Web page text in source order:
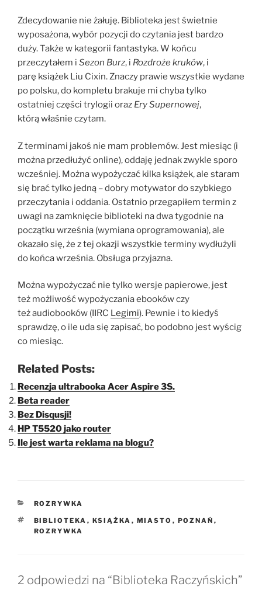
Zdecydowanie nie żałuję. Biblioteka jest świetnie
wyposażona, wybór pozycji do czytania jest bardzo
duży. Także w kategorii fantastyka. W końcu
przeczytałem i Sezon Burz, i Rozdroże kruków, i
parę książek Liu Cixin. Znaczy prawie wszystkie wydane
po polsku, do kompletu brakuje mi chyba tylko
ostatniej części trylogii oraz Ery Supernowej,
którą właśnie czytam.
Z terminami jakoś nie mam problemów. Jest miesiąc (i
można przedłużyć online), oddaję jednak zwykle sporo
wcześniej. Można wypożyczać kilka książek, ale staram
się brać tylko jedną – dobry motywator do szybkiego
przeczytania i oddania. Ostatnio przegapiłem termin z
uwagi na zamknięcie biblioteki na dwa tygodnie na
początku września (wymiana oprogramowania), ale
okazało się, że z tej okazji wszystkie terminy wydłużyli
do końca września. Obsługa przyjazna.
Można wypożyczać nie tylko wersje papierowe, jest
też możliwość wypożyczania ebooków czy
też audiobooków (IIRC Legimi). Pewnie i to kiedyś
sprawdzę, o ile uda się zapisać, bo podobno jest wyścig
co miesiąc.
Related Posts:
Recenzja ultrabooka Acer Aspire 3S.
Beta reader
Bez Disqusji!
HP T5520 jako router
Ile jest warta reklama na blogu?
KATEGORIE
ROZRYWKA
TAGI
BIBLIOTEKA , KSIĄŻKA , MIASTO , POZNAŃ ,
ROZRYWKA
2 odpowiedzi na “Biblioteka Raczyńskich”